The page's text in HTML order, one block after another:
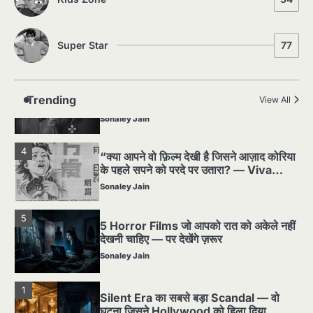
Super Star 77
Trending View All
2
पसीने और खून से लिखी गई मूक सिनेमा की कहानी:
Sonaley Jain
3
जब एक बादशाह को भीड़ में खड़ा होना पड़ा —
The Last Command (1928) Review
Sonaley Jain
4
“क्या आपने वो फ़िल्म देखी है जिसने आज़ाद कोरिया
Freedom! (1946) रिव्यू”
Sonaley Jain
5
5 Horror Films जो आपको रात को अकेले नहीं
देखनी चाहिए — पर देखेंगे ज़रूर